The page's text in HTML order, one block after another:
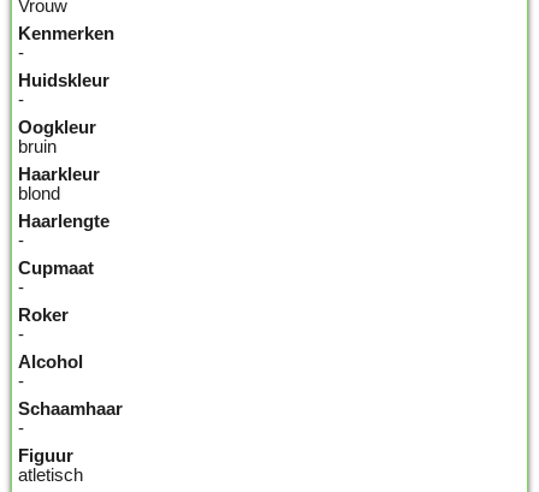
Vrouw
Kenmerken
-
Huidskleur
-
Oogkleur
bruin
Haarkleur
blond
Haarlengte
-
Cupmaat
-
Roker
-
Alcohol
-
Schaamhaar
-
Figuur
atletisch